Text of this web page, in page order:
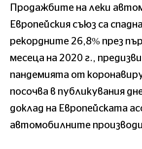
Продажбите на леки
Европейския съюз са
рекордните 26,8% през
месеца на 2020 г.,
пандемията от
посочва в публикувания
доклад на Европейската
автомобилните